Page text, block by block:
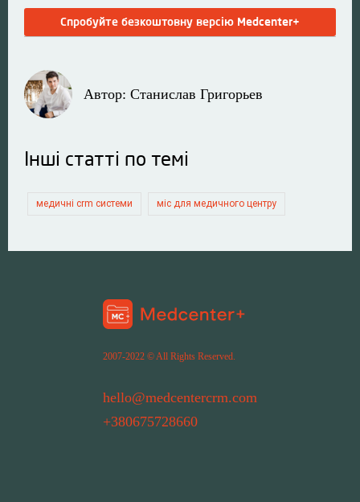
Спробуйте безкоштовну версію Medcenter+
Автор: Станислав Григорьев
Інші статті по темі
медичні crm системи міс для медичного центру
2007-2022 © All Rights Reserved.
hello@medcentercrm.com
+380675728660